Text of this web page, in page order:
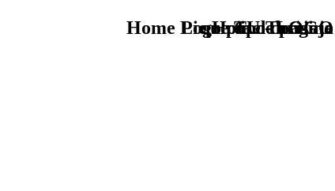
TU - LOGO
que tipo de viaje
Home Logo pie de página
Pie Home Turismo